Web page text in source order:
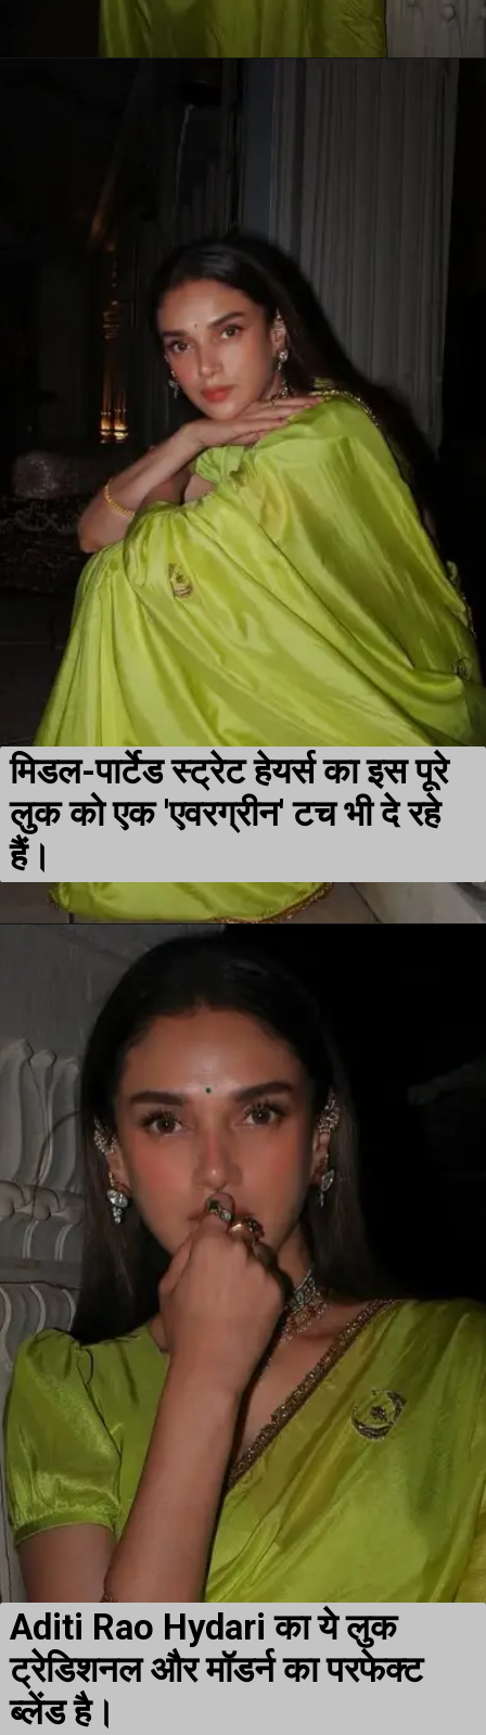
मिडल-पार्टेड स्ट्रेट हेयर्स का इस पूरे
लुक को एक 'एवरग्रीन' टच भी दे रहे
हैं।
Aditi Rao Hydari का ये लुक
ट्रेडिशनल और मॉडर्न का परफेक्ट
ब्लेंड है।